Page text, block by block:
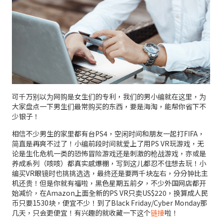
可千万别以为网购是女生们的专利，我们的男小编就在这里，为
大家盘点一下男生们最常购买的东西，要是海淘，能帮你省下不
少银子！
相信不少男生的家里都有台PS4，空闲时间和朋友一起打FIFA，
简直是再爽不过了！小编前段时间就爱上了用PS VR玩游戏，无
论是生化危机一类的恐怖冒险游戏还是刺激的枪战游戏，亦或是
养成系列（咳咳）都真实感爆棚，写到这儿都忍不住想去玩！小
编买VR眼镜时也挑挑选选，最终还是要两千块左右，分分钟比主
机还贵！但是你就有福啦，黑色星期五前夕，不少外国网店都开
始减价，在Amazon上面全新的PS VR只卖US$220，换算成人民
币只要1530块，便宜不少！到了Black Friday/Cyber Monday那
几天，只会更便宜！有兴趣的就收藏一下这个链接啦！